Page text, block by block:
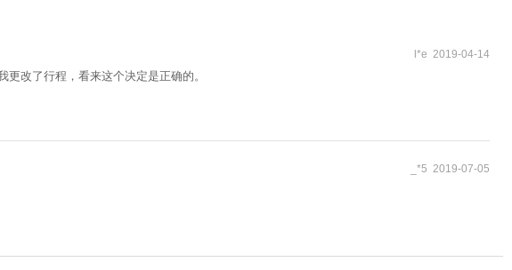
l*e 2019-04-14
改了行程，看来这个决定是正确的。
_*5 2019-07-05